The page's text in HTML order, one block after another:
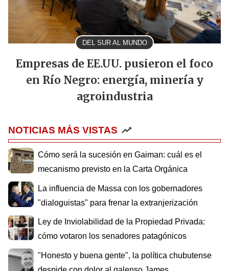
DEL SUR AL MUNDO
Empresas de EE.UU. pusieron el foco
en Río Negro: energía, minería y
agroindustria
NOTICIAS MÁS VISTAS
Cómo será la sucesión en Gaiman: cuál es el
mecanismo previsto en la Carta Orgánica
La influencia de Massa con los gobernadores
"dialoguistas" para frenar la extranjerización
Ley de Inviolabilidad de la Propiedad Privada:
cómo votaron los senadores patagónicos
"Honesto y buena gente", la política chubutense